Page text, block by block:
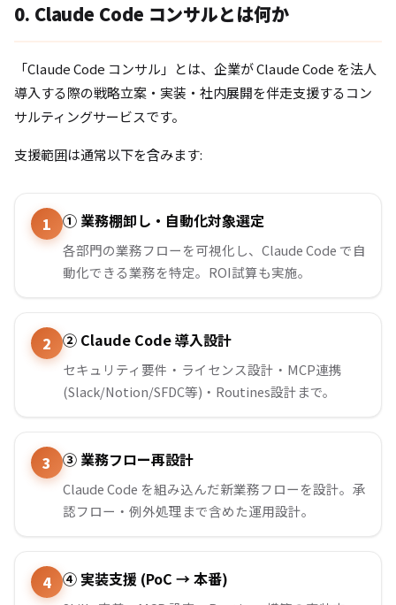
0. Claude Code コンサルとは何か
「Claude Code コンサル」とは、企業が Claude Code を法人
導入する際の戦略立案・実装・社内展開を伴走支援するコン
サルティングサービスです。
支援範囲は通常以下を含みます:
① 業務棚卸し・自動化対象選定
各部門の業務フローを可視化し、Claude Code で自
動化できる業務を特定。ROI試算も実施。
② Claude Code 導入設計
セキュリティ要件・ライセンス設計・MCP連携
(Slack/Notion/SFDC等)・Routines設計まで。
③ 業務フロー再設計
Claude Code を組み込んだ新業務フローを設計。承
認フロー・例外処理まで含めた運用設計。
④ 実装支援 (PoC → 本番)